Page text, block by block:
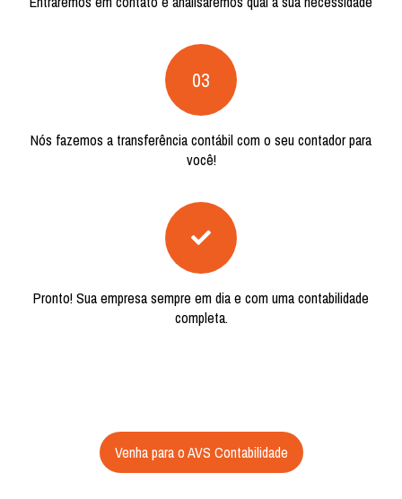
03
Nós fazemos a transferência contábil com o seu contador para
você!
Pronto! Sua empresa sempre em dia e com uma contabilidade
completa.
Venha para o AVS Contabilidade